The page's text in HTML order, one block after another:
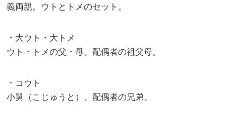
義両親。ウトとトメのセット。
・大ウト・大トメ
ウト・トメの父・母。配偶者の祖父母。
・コウト
小舅（こじゅうと）。配偶者の兄弟。